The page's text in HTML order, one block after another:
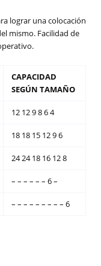
lograr una colocación
mismo. Facilidad de
CAPACIDAD
SEGÚN TAMAÑO
12 12 9 8 6 4
18 18 15 12 9 6
24 24 18 16 12 8
– – – – – – 6 –
– – – – – – – – – 6